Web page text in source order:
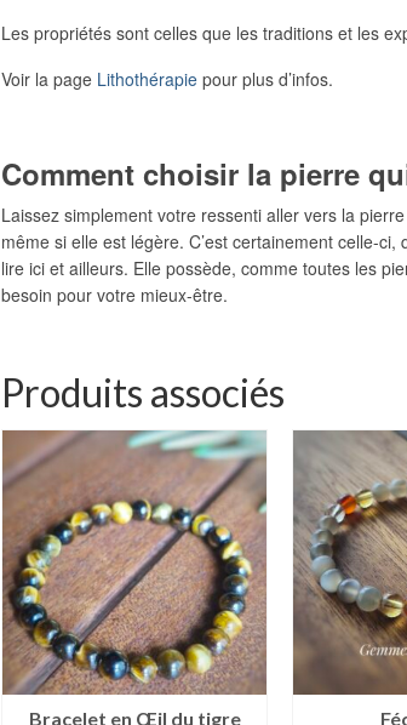
Les propriétés sont celles que les traditions et les
Voir la page Lithothérapie pour plus d’infos.
Comment choisir la pierre
Laissez simplement votre ressenti aller vers la
même si elle est légère. C’est certainement celle-
lire ici et ailleurs. Elle possède, comme toutes les
besoin pour votre mieux-être.
Produits associés
Bracelet en Œil du tigre